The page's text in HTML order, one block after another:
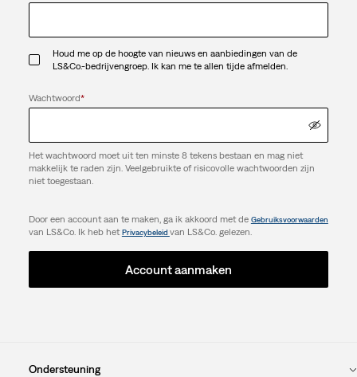
Houd me op de hoogte van nieuws en aanbiedingen van de
LS&Co.-bedrijvengroep. Ik kan me te allen tijde afmelden.
Wachtwoord*
Het wachtwoord moet uit ten minste 8 tekens bestaan en mag niet
makkelijk te raden zijn. Veelgebruikte of risicovolle wachtwoorden zijn
niet toegestaan.
Door een account aan te maken, ga ik akkoord met de Gebruiksvoorwaarden
van LS&Co. Ik heb hetPrivacybeleid van LS&Co. gelezen.
Account aanmaken
Ondersteuning